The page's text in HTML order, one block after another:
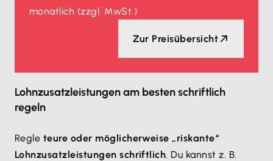
monatlich (zzgl. MwSt.)
Zur Preisübersicht
Lohnzusatzleistungen am besten schriftlich
regeln
Regle teure oder möglicherweise „riskante“
Lohnzusatzleistungen schriftlich. Du kannst z. B.